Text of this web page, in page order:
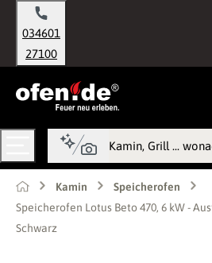
springen
034601
27100
Kamin
Speicherofen
Speicherofen Lotus Beto 470, 6 kW -
Schwarz